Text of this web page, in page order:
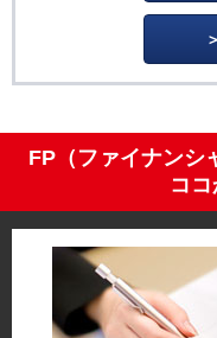
FP（ファイナンシ
ココ